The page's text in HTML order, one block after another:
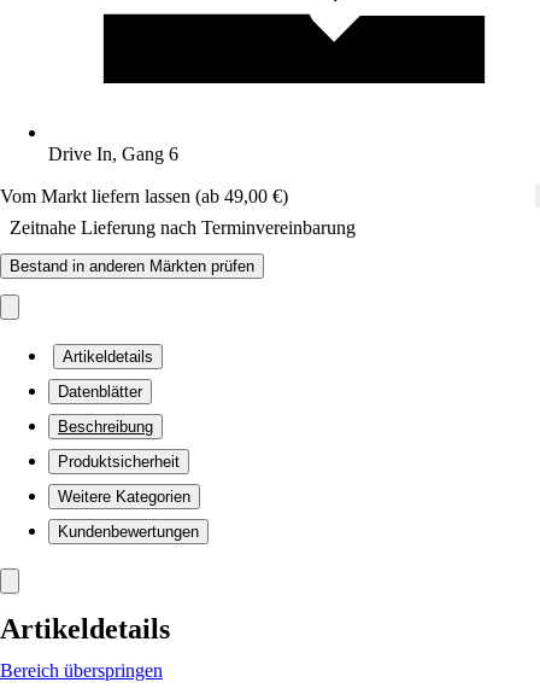
Drive In, Gang 6
Vom Markt liefern lassen (ab 49,00 €)
Zeitnahe Lieferung nach Terminvereinbarung
Bestand in anderen Märkten prüfen
Artikeldetails
Datenblätter
Beschreibung
Produktsicherheit
Weitere Kategorien
Kundenbewertungen
Artikeldetails
Bereich überspringen